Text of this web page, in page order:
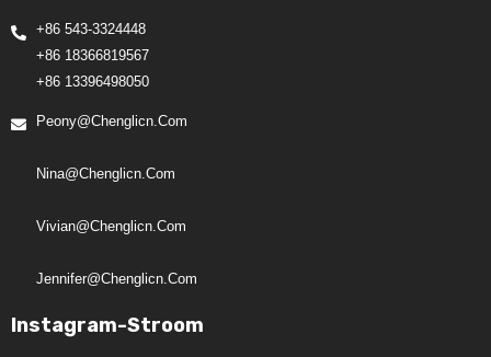
+86 543-3324448
+86 18366819567
+86 13396498050
Peony@chenglicn.com
Nina@chenglicn.com
Vivian@chenglicn.com
Jennifer@chenglicn.com
Instagram-Stroom